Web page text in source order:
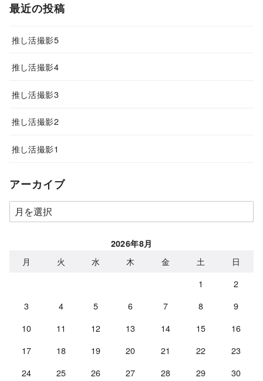
最近の投稿
推し活撮影5
推し活撮影4
推し活撮影3
推し活撮影2
推し活撮影1
アーカイブ
ア
ー
2026年8月
月 火 水 木 金 土
日
1
2
3
4 5 6 7 8
9
10
11 12 13 14 15
16
17
18 19 20 21 22
23
24
25 26 27 28 29
30